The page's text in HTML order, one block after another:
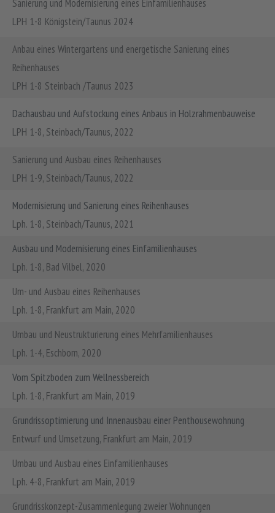
Sanierung und Modernisierung eines Einfamilienhauses
LPH 1-8 Königstein/Taunus 2024
Anbau eines Wintergartens und energetische Sanierung eines
Reihenhauses
LPH 1-8 Steinbach /Taunus 2023
Dachausbau und Aufstockung eines Anbaus in Holzrahmenbauweise
LPH 1-8, Steinbach/Taunus, 2022
Sanierung und Ausbau eines Reihenhauses
LPH 1-9, Steinbach/Taunus, 2022
Modernisierung und Sanierung eines Reihenhauses
Lph. 1-8, Steinbach/Taunus, 2021
Ausbau und Modernisierung eines Einfamilienhauses
Lph. 1-8, Bad Vilbel, 2020
Um- und Ausbau eines Reihenhauses
Lph. 1-8, Frankfurt am Main, 2020
Umbau und Neustrukturierung eines Mehrfamilienhauses
Lph. 1-4, Eschborn, 2020
Vom Spitzboden zum Wellnessbereich
Lph. 1-8, Frankfurt am Main, 2019
Grundrissoptimierung und Innenausbau einer Penthousewohnung
Entwurf und Umsetzung, Frankfurt am Main, 2019
Umbau und Ausbau eines Einfamilienhauses
Lph. 4-8, Frankfurt am Main, 2019
Grundrisskonzept-Zusammenlegung zweier Wohnungen